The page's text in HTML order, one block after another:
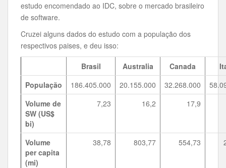
estudo encomendado ao IDC, sobre o mercado brasileiro
de software.
Cruzei alguns dados do estudo com a população dos
respectivos paises, e deu isso:
Brasil Australia Canada
População
186.405.000 20.155.000 32.268.000
Volume de
SW (US$
bi)
7,23 16,2 17,9
Volume
per capita
(mi)
38,78 803,77 554,73